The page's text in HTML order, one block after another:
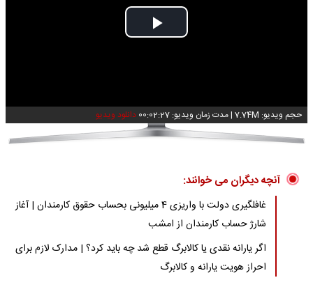
Play
حجم ویدیو: 7.74M |مدت زمان ویدیو: 00:02:27 دانلود ویدیو
آنچه دیگران می خوانند:
غافلگیری دولت با واریزی 4 میلیونی بحساب حقوق کارمندان | آغاز
شارژ حساب کارمندان از امشب
اگر یارانه نقدی یا کالابرگ قطع شد چه باید کرد؟ | مدارک لازم برای
احراز هویت یارانه و کالابرگ